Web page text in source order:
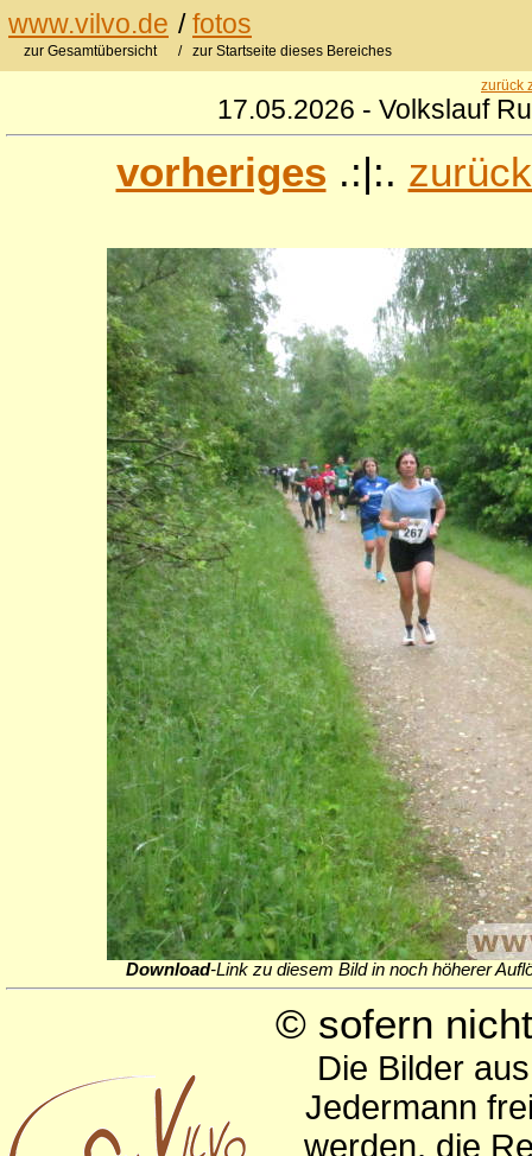
www.vilvo.de /fotos
zur Gesamtübersicht / zur Startseite dieses Bereiches
zurück
17.05.2026 - Volkslauf
vorheriges .:|:.
Download-Link zu diesem Bild in noch höherer
© sofern
Die Bilder
Jedermann
werden, die